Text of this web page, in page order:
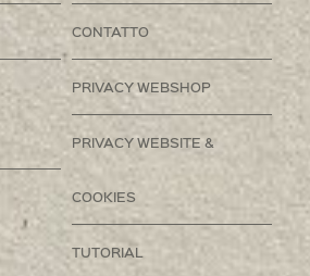
CONTATTO
PRIVACY WEBSHOP
PRIVACY WEBSITE &
COOKIES
TUTORIAL